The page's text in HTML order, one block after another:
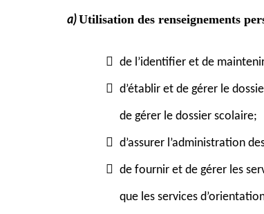
a)Utilisation des renseignements
de l’identifier et de
d’établir et de gérer le
de gérer le dossier scolaire;
d’assurer l’administration
de fournir et de gérer les
que les services